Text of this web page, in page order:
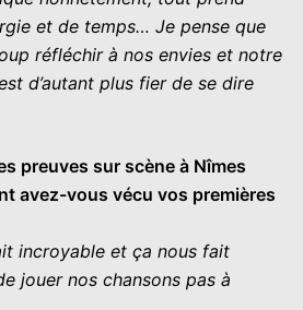
et de temps… Je pense que
réfléchir à nos envies et notre
d’autant plus fier de se dire
preuves sur scène à Nîmes
avez-vous vécu vos premières
incroyable et ça nous fait
jouer nos chansons pas à